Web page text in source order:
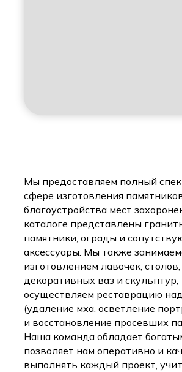
Мы предоставляем полный
сфере изготовления
благоустройства мест
каталоге представлены
памятники, ограды и
аксессуары. Мы также
изготовлением лавочек, столов,
декоративных ваз и скульптур,
осуществляем реставрацию
(удаление мха, осветление
и восстановление просевших
Наша команда обладает
позволяет нам оперативно и
выполнять каждый проект,